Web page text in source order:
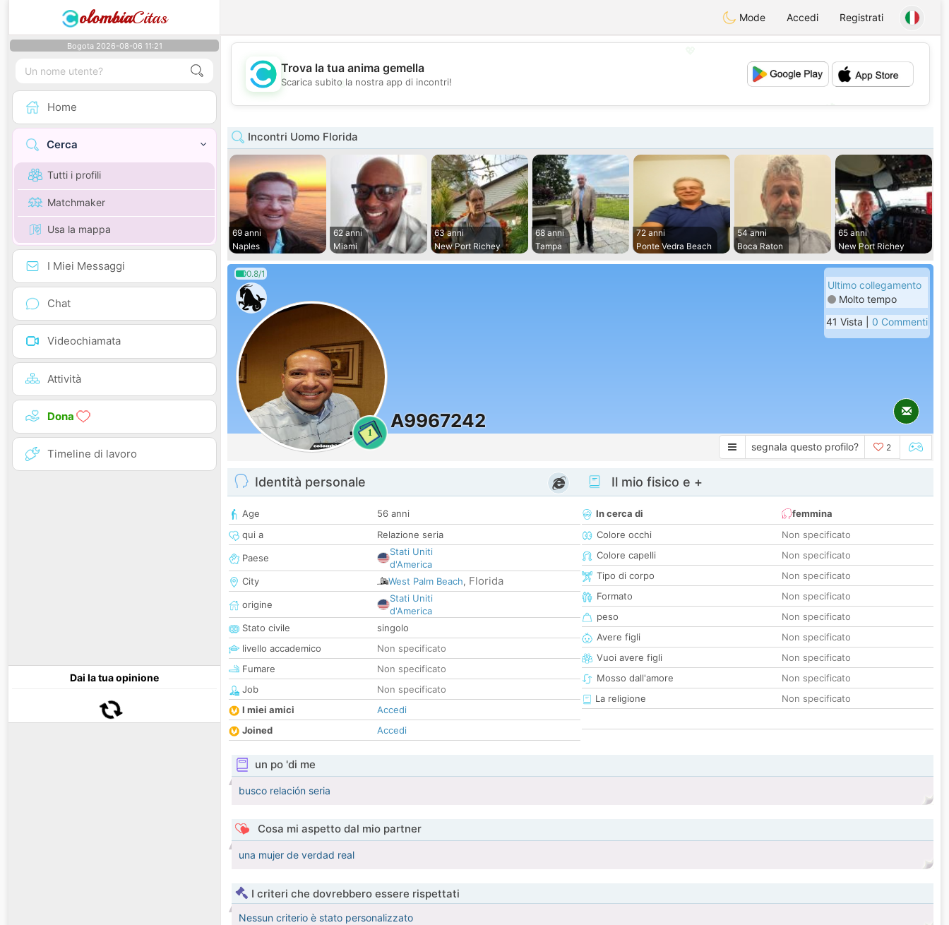
olombiaCitas Mode Accedi Registrati
Bogota 2026-08-06 11:21
Home
Cerca
Tutti i profili
Matchmaker
Usa la mappa
I Miei Messaggi
Chat
Videochiamata
Attività
Dona
Timeline di lavoro
Dai la tua opinione
💖
💕
Trova la tua anima gemella
Scarica subito la nostra app di incontri!
Incontri Uomo Florida
69 anni
Naples
62 anni
Miami
63 anni
New Port Richey
68 anni
Tampa
72 anni
Ponte Vedra Beach
54 anni
Boca Raton
65 anni
New Port Richey
0.8/1
1
A9967242
Ultimo collegamento
Molto tempo
41 Vista | 0 Commenti
segnala questo profilo? 2
Identità personale
Age
56 anni
qui a
Relazione seria
Paese
Stati Uniti
d'America
City
West Palm Beach, Florida
origine
Stati Uniti
d'America
Stato civile
singolo
livello accademico
Non specificato
Fumare
Non specificato
Job
Non specificato
I miei amici
Accedi
Joined
Accedi
Il mio fisico e +
In cerca di
femmina
Colore occhi
Non specificato
Colore capelli
Non specificato
Tipo di corpo
Non specificato
Formato
Non specificato
peso
Non specificato
Avere figli
Non specificato
Vuoi avere figli
Non specificato
Mosso dall'amore
Non specificato
La religione
Non specificato
un po 'di me
busco relación seria
Cosa mi aspetto dal mio partner
una mujer de verdad real
I criteri che dovrebbero essere rispettati
Nessun criterio è stato personalizzato